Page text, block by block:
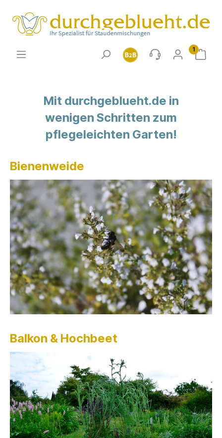
1
Mit durchgeblueht.de in
wenigen Schritten zum
pflegeleichten Garten!
Bienenweide
Balkon & Hochbeet